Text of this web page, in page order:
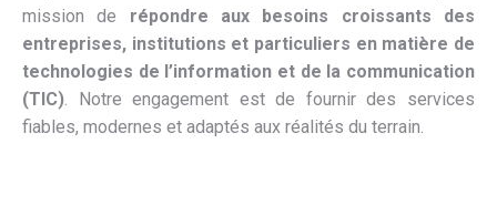
mission de répondre aux besoins croissants des
entreprises, institutions et particuliers en matière de
technologies de l’information et de la communication
(TIC). Notre engagement est de fournir des services
fiables, modernes et adaptés aux réalités du terrain.